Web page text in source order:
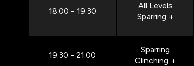
18:00 - 19:30
All Levels
Sparring +
19:30 - 21:00
Sparring
Clinching +